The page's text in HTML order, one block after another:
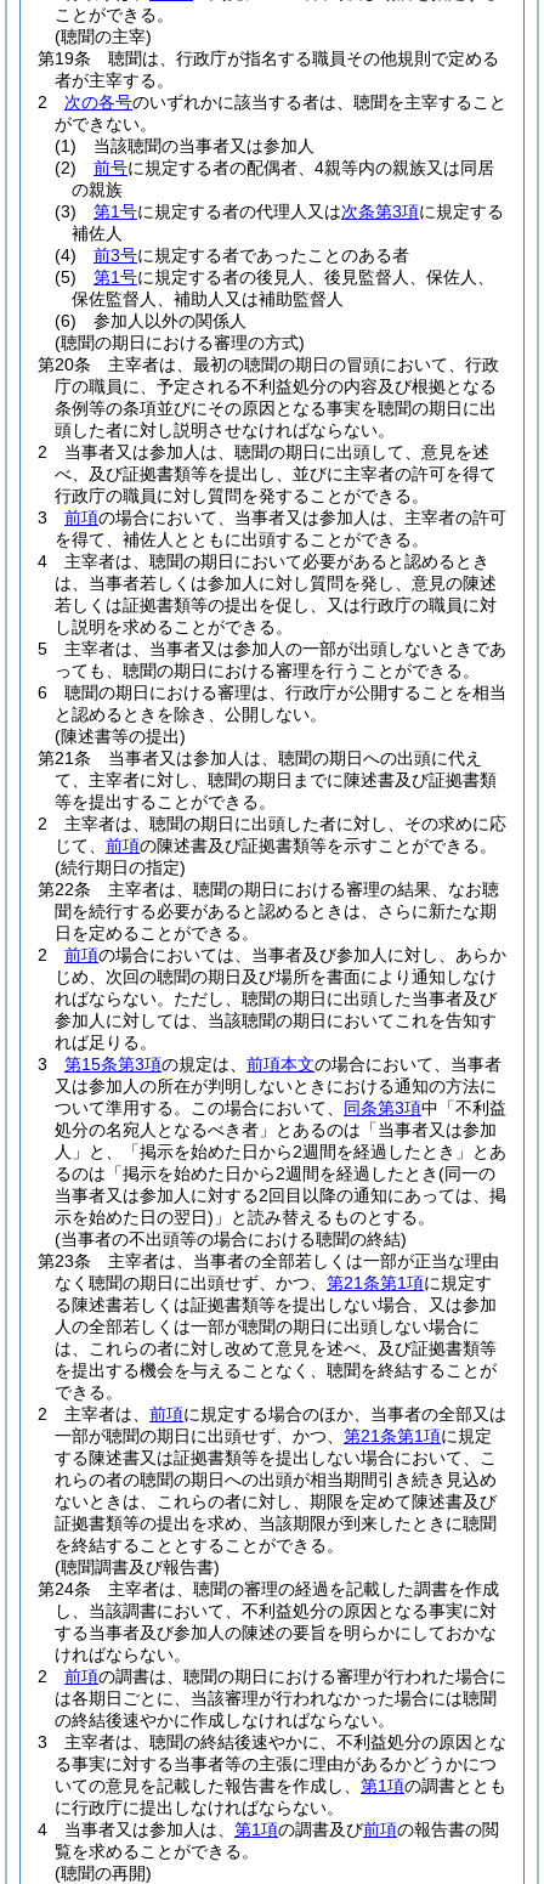
ことができる。
(聴聞の主宰)
第19条
聴聞は、行政庁が指名する職員その他規則で定める
者が主宰する。
2
次の各号のいずれかに該当する者は、聴聞を主宰すること
ができない。
(1)
当該聴聞の当事者又は参加人
(2)
前号に規定する者の配偶者、4親等内の親族又は同居
の親族
(3)
第1号に規定する者の代理人又は次条第3項に規定する
補佐人
(4)
前3号に規定する者であったことのある者
(5)
第1号に規定する者の後見人、後見監督人、保佐人、
保佐監督人、補助人又は補助監督人
(6)
参加人以外の関係人
(聴聞の期日における審理の方式)
第20条
主宰者は、最初の聴聞の期日の冒頭において、行政
庁の職員に、予定される不利益処分の内容及び根拠となる
条例等の条項並びにその原因となる事実を聴聞の期日に出
頭した者に対し説明させなければならない。
2
当事者又は参加人は、聴聞の期日に出頭して、意見を述
べ、及び証拠書類等を提出し、並びに主宰者の許可を得て
行政庁の職員に対し質問を発することができる。
3
前項の場合において、当事者又は参加人は、主宰者の許可
を得て、補佐人とともに出頭することができる。
4
主宰者は、聴聞の期日において必要があると認めるとき
は、当事者若しくは参加人に対し質問を発し、意見の陳述
若しくは証拠書類等の提出を促し、又は行政庁の職員に対
し説明を求めることができる。
5
主宰者は、当事者又は参加人の一部が出頭しないときであ
っても、聴聞の期日における審理を行うことができる。
6
聴聞の期日における審理は、行政庁が公開することを相当
と認めるときを除き、公開しない。
(陳述書等の提出)
第21条
当事者又は参加人は、聴聞の期日への出頭に代え
て、主宰者に対し、聴聞の期日までに陳述書及び証拠書類
等を提出することができる。
2
主宰者は、聴聞の期日に出頭した者に対し、その求めに応
じて、 前項の陳述書及び証拠書類等を示すことができる。
(続行期日の指定)
第22条
主宰者は、聴聞の期日における審理の結果、なお聴
聞を続行する必要があると認めるときは、さらに新たな期
日を定めることができる。
2
前項の場合においては、当事者及び参加人に対し、あらか
じめ、次回の聴聞の期日及び場所を書面により通知しなけ
ればならない。 ただし、聴聞の期日に出頭した当事者及び
参加人に対しては、当該聴聞の期日においてこれを告知す
れば足りる。
3
第15条第3項の規定は、 前項本文の場合において、当事者
又は参加人の所在が判明しないときにおける通知の方法に
ついて準用する。
この場合において、 同条第3項中「不利益
処分の名宛人となるべき者」とあるのは「当事者又は参加
人」と、「掲示を始めた日から2週間を経過したとき」とあ
るのは「掲示を始めた日から2週間を経過したとき(同一の
当事者又は参加人に対する2回目以降の通知にあっては、掲
示を始めた日の翌日) 」と読み替えるものとする。
(当事者の不出頭等の場合における聴聞の終結)
第23条
主宰者は、当事者の全部若しくは一部が正当な理由
なく聴聞の期日に出頭せず、かつ、 第21条第1項に規定す
る陳述書若しくは証拠書類等を提出しない場合、又は参加
人の全部若しくは一部が聴聞の期日に出頭しない場合に
は、これらの者に対し改めて意見を述べ、及び証拠書類等
を提出する機会を与えることなく、聴聞を終結することが
できる。
2
主宰者は、 前項に規定する場合のほか、当事者の全部又は
一部が聴聞の期日に出頭せず、かつ、 第21条第1項に規定
する陳述書又は証拠書類等を提出しない場合において、こ
れらの者の聴聞の期日への出頭が相当期間引き続き見込め
ないときは、これらの者に対し、期限を定めて陳述書及び
証拠書類等の提出を求め、当該期限が到来したときに聴聞
を終結することとすることができる。
(聴聞調書及び報告書)
第24条
主宰者は、聴聞の審理の経過を記載した調書を作成
し、当該調書において、不利益処分の原因となる事実に対
する当事者及び参加人の陳述の要旨を明らかにしておかな
ければならない。
2
前項の調書は、聴聞の期日における審理が行われた場合に
は各期日ごとに、当該審理が行われなかった場合には聴聞
の終結後速やかに作成しなければならない。
3
主宰者は、聴聞の終結後速やかに、不利益処分の原因とな
る事実に対する当事者等の主張に理由があるかどうかにつ
いての意見を記載した報告書を作成し、 第1項の調書ととも
に行政庁に提出しなければならない。
4
当事者又は参加人は、 第1項の調書及び前項の報告書の閲
覧を求めることができる。
(聴聞の再開)